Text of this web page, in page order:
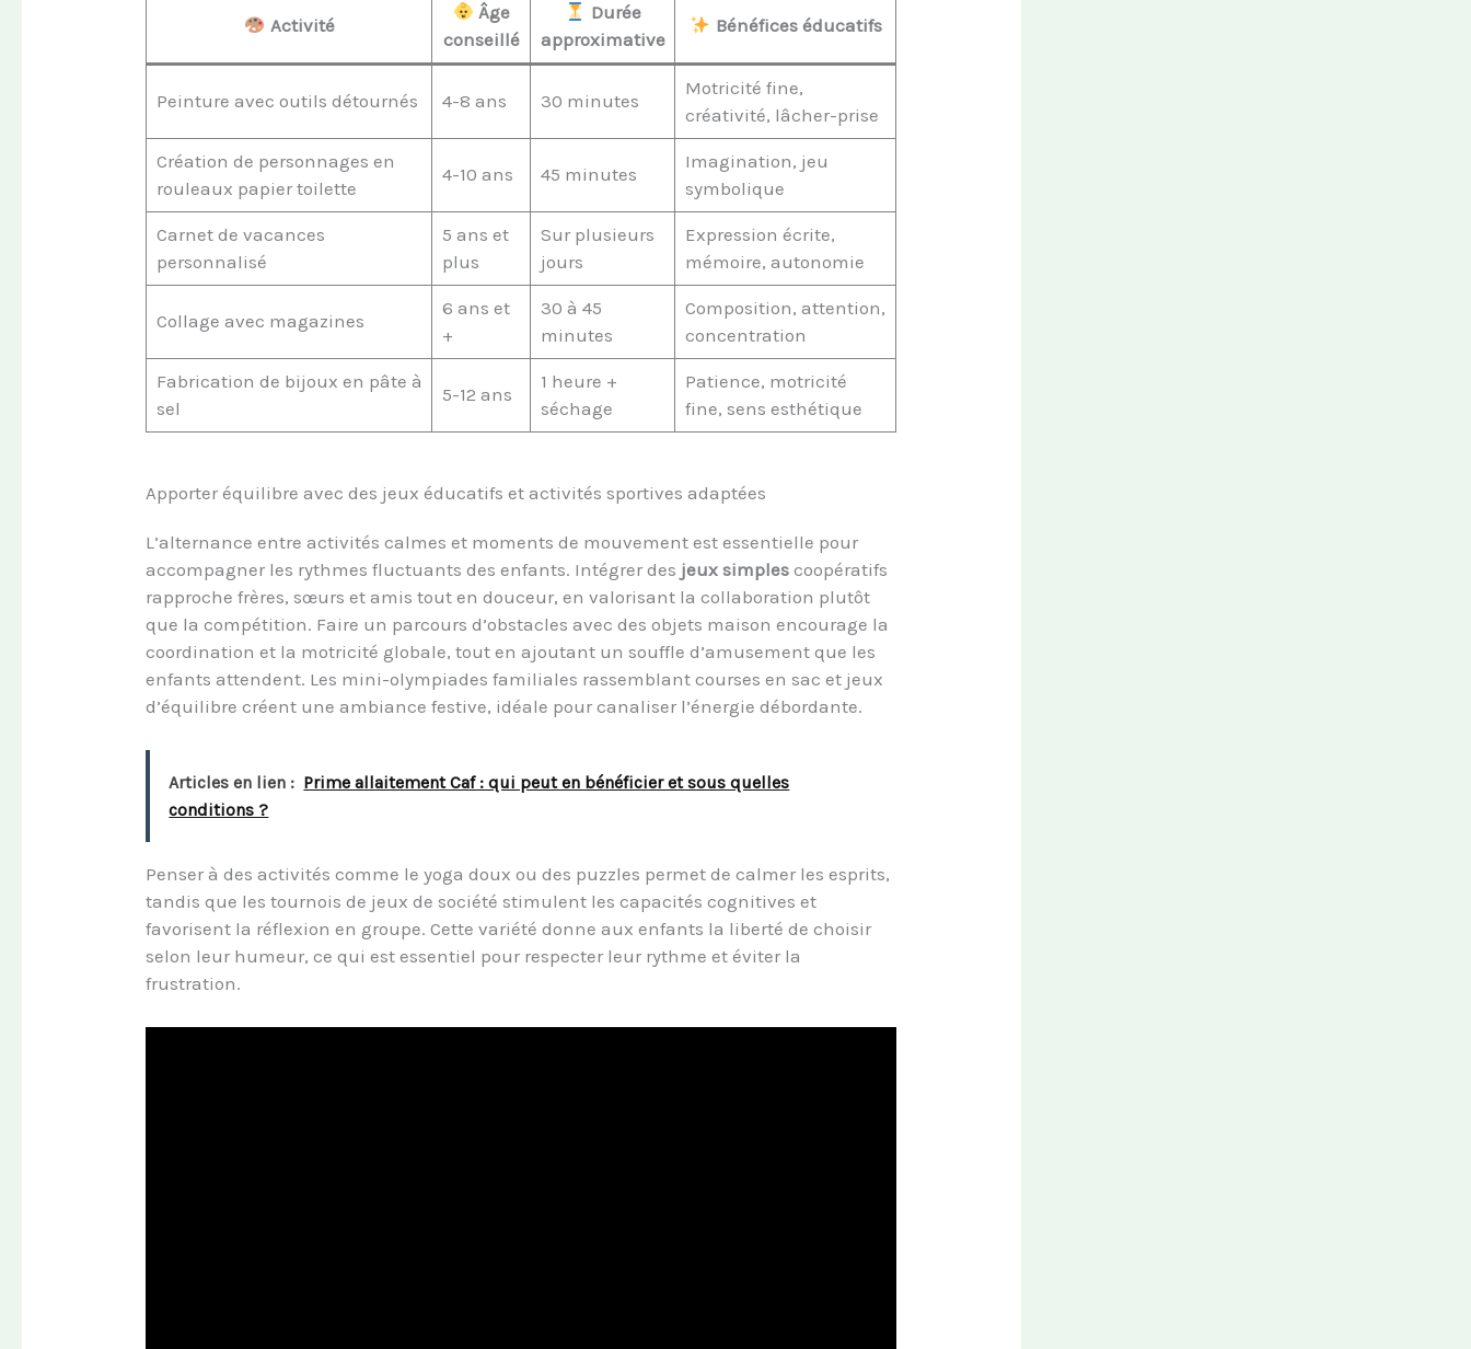
Activité
Âge
conseillé
Durée
approximative
Bénéfices éducatifs
Peinture avec outils détournés 4-8 ans 30 minutes
Motricité fine,
créativité, lâcher-prise
Création de personnages en
rouleaux papier toilette
4-10 ans 45 minutes
Imagination, jeu
symbolique
Carnet de vacances
personnalisé
5 ans et
plus
Sur plusieurs
jours
Expression écrite,
mémoire, autonomie
Collage avec magazines
6 ans et
+
30 à 45
minutes
Composition, attention,
concentration
Fabrication de bijoux en pâte à
sel
5-12 ans
1 heure +
séchage
Patience, motricité
fine, sens esthétique
Apporter équilibre avec des jeux éducatifs et activités sportives adaptées
L’alternance entre activités calmes et moments de mouvement est essentielle pour
accompagner les rythmes fluctuants des enfants. Intégrer des jeux simples coopératifs
rapproche frères, sœurs et amis tout en douceur, en valorisant la collaboration plutôt
que la compétition. Faire un parcours d’obstacles avec des objets maison encourage la
coordination et la motricité globale, tout en ajoutant un souffle d’amusement que les
enfants attendent. Les mini-olympiades familiales rassemblant courses en sac et jeux
d’équilibre créent une ambiance festive, idéale pour canaliser l’énergie débordante.
Articles en lien : Prime allaitement Caf : qui peut en bénéficier et sous quelles
conditions ?
Penser à des activités comme le yoga doux ou des puzzles permet de calmer les esprits,
tandis que les tournois de jeux de société stimulent les capacités cognitives et
favorisent la réflexion en groupe. Cette variété donne aux enfants la liberté de choisir
selon leur humeur, ce qui est essentiel pour respecter leur rythme et éviter la
frustration.